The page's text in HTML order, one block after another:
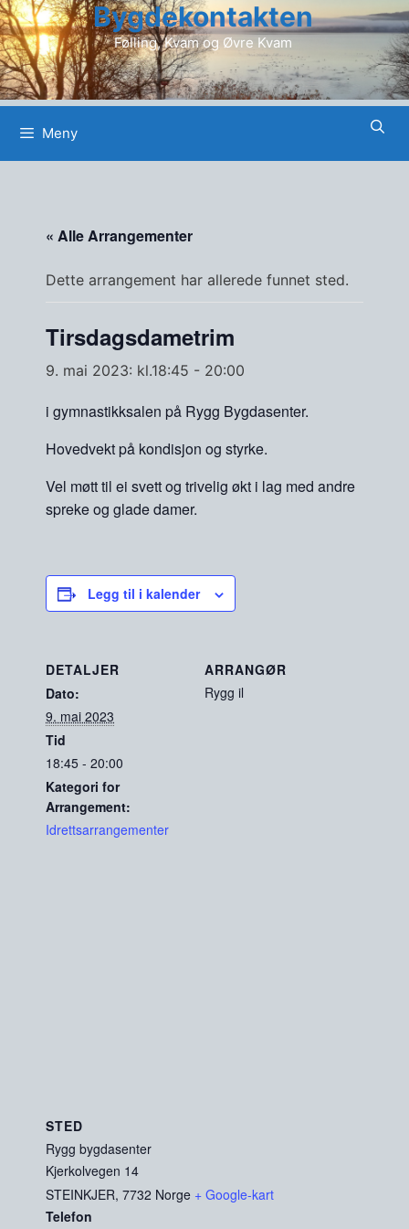
Hopp
til
innhold
Bygdekontakten
Følling, Kvam og Øvre Kvam
Meny
« Alle Arrangementer
Dette arrangement har allerede funnet sted.
Tirsdagsdametrim
9. mai 2023: kl.18:45 - 20:00
i gymnastikksalen på Rygg Bygdasenter.
Hovedvekt på kondisjon og styrke.
Vel møtt til ei svett og trivelig økt i lag med andre
spreke og glade damer.
Legg til i kalender
DETALJER
Dato:
9. mai 2023
Tid
18:45 - 20:00
Kategori for
Arrangement:
Idrettsarrangementer
ARRANGØR
Rygg il
STED
Rygg bygdasenter
Kjerkolvegen 14
STEINKJER, 7732 Norge + Google-kart
Telefon